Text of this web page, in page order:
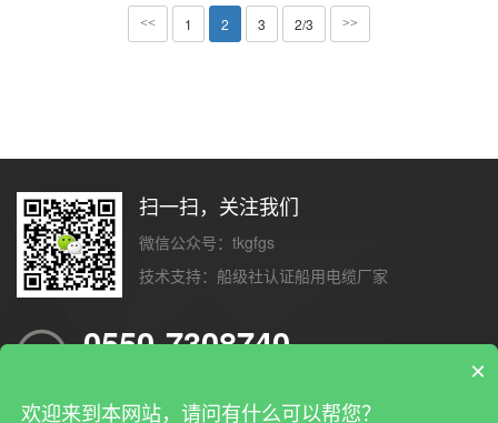
<< 1 2 3 2/3 >>
扫一扫，关注我们
微信公众号：tkgfgs
技术支持： 船级社认证船用电缆厂家
0550-7308740
×
欢迎来到本网站，请问有什么可以帮您？